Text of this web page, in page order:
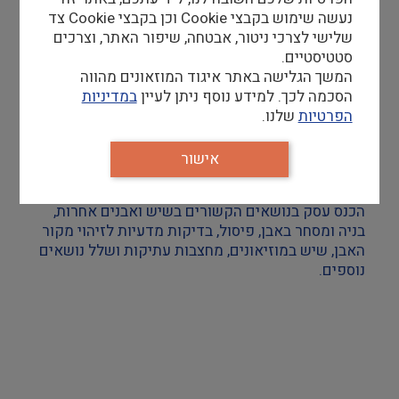
צילום ווידאו ארט
מדע וטבע
ביטחון ובטיחות
חינוך והדרכה
עיצוב וארכיטקטורה
הכנס עסק בנושאים הקשורים בשיש ואבנים אחרות,
בניה ומסחר באבן, פיסול, בדיקות מדעיות לזיהוי מקור
האבן, שיש במוזיאונים, מחצבות עתיקות ושלל נושאים
נוספים.
נעשה שימוש בקבצי Cookie וכן בקבצי Cookie צד
שלישי לצרכי ניטור, אבטחה, שיפור האתר, וצרכים
סטטיסטיים.
המשך הגלישה באתר איגוד המוזאונים מהווה
הסכמה לכך. למידע נוסף ניתן לעייןבמדיניות
הפרטיות שלנו.
אישור